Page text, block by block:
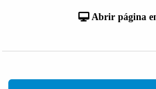
Abrir página